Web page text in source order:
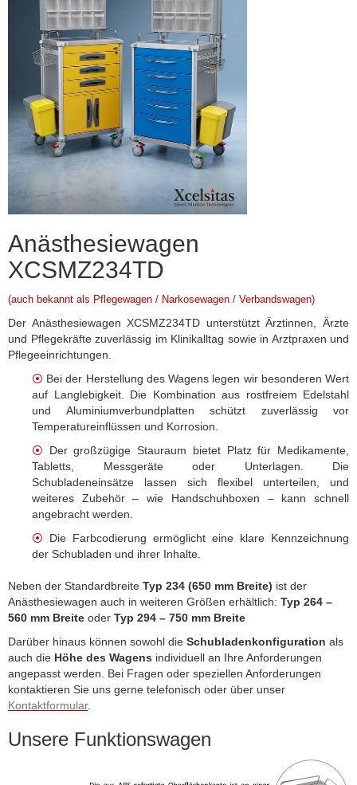
Anästhesiewagen
XCSMZ234TD
(auch bekannt als Pflegewagen / Narkosewagen / Verbandswagen)
Der Anästhesiewagen XCSMZ234TD unterstützt Ärztinnen, Ärzte
und Pflegekräfte zuverlässig im Klinikalltag sowie in Arztpraxen und
Pflegeeinrichtungen.
⦿ Bei der Herstellung des Wagens legen wir besonderen Wert
auf Langlebigkeit. Die Kombination aus rostfreiem Edelstahl
und Aluminiumverbundplatten schützt zuverlässig vor
Temperatureinflüssen und Korrosion.
⦿ Der großzügige Stauraum bietet Platz für Medikamente,
Tabletts, Messgeräte oder Unterlagen. Die
Schubladeneinsätze lassen sich flexibel unterteilen, und
weiteres Zubehör – wie Handschuhboxen – kann schnell
angebracht werden.
⦿ Die Farbcodierung ermöglicht eine klare Kennzeichnung
der Schubladen und ihrer Inhalte.
Neben der Standardbreite Typ 234 (650 mm Breite) ist der
Anästhesiewagen auch in weiteren Größen erhältlich: Typ 264 –
560 mm Breite oder Typ 294 – 750 mm Breite
Darüber hinaus können sowohl die Schubladenkonfiguration als
auch die Höhe des Wagens individuell an Ihre Anforderungen
angepasst werden. Bei Fragen oder speziellen Anforderungen
kontaktieren Sie uns gerne telefonisch oder über unser
Kontaktformular.
Unsere Funktionswagen